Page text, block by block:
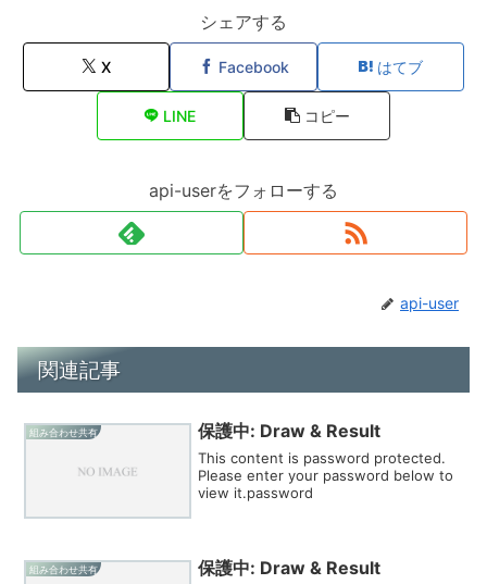
シェアする
X Facebook はてブ
LINE コピー
api-userをフォローする
api-user
関連記事
組み合わせ共有 保護中: Draw & Result
This content is password protected.
Please enter your password below to
view it.password
組み合わせ共有 保護中: Draw & Result